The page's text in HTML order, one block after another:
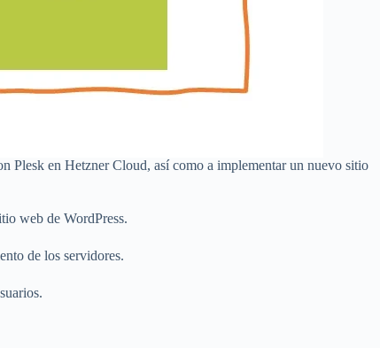
Plesk en Hetzner Cloud, así como a implementar un nuevo sitio
web de WordPress.
de los servidores.